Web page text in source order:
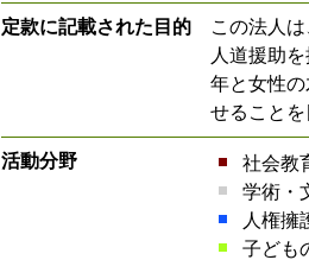
定款に記載された目的
この法人
人道援助
年と女性
せることを
活動分野 社会教
学術・
人権擁
子ども